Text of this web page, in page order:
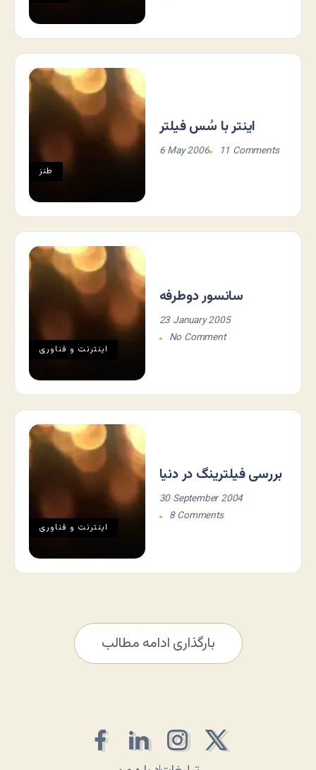
طنز
اینتر با سُس فیلتر
6 May 2006 11 Comments
اينترنت و فناوری
سانسور دوطرفه
23 January 2005
No Comment
اينترنت و فناوری
بررسی فیلترینگ در دنیا
30 September 2004
8 Comments
بارگذاری ادامه مطالب